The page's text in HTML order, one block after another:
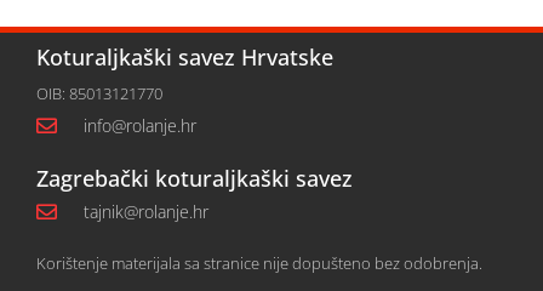
Koturaljkaški savez Hrvatske
OIB: 85013121770
info@rolanje.hr
Zagrebački koturaljkaški savez
tajnik@rolanje.hr
Korištenje materijala sa stranice nije dopušteno bez odobrenja.